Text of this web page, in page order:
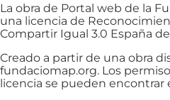
La obra de Portal web de la
una licencia de
Compartir Igual 3.0 España
Creado a partir de una obra
fundaciomap.org. Los
licencia se pueden